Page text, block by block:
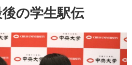
の学生駅伝